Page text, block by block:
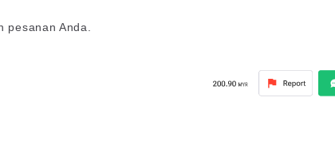
pesanan Anda.